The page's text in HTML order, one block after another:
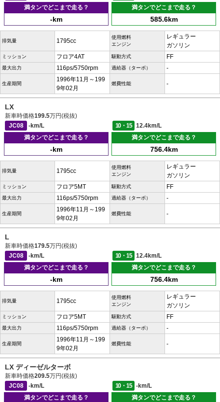
満タンでどこまで走る？
-km
満タンでどこまで走る？
585.6km
排気量 1795cc
使用燃料
エンジン
レギュラー
ガソリン
ミッション フロア4AT 駆動方式 FF
最大出力 116ps/5750rpm 過給器（ターボ） -
生産期間
1996年11月～199
9年02月
燃費性能 -
LX
新車時価格199.5万円(税抜)
JC08
-km/L 10・15
12.4km/L
満タンでどこまで走る？
-km
満タンでどこまで走る？
756.4km
排気量 1795cc
使用燃料
エンジン
レギュラー
ガソリン
ミッション フロア5MT 駆動方式 FF
最大出力 116ps/5750rpm 過給器（ターボ） -
生産期間
1996年11月～199
9年02月
燃費性能 -
L
新車時価格179.5万円(税抜)
JC08
-km/L 10・15
12.4km/L
満タンでどこまで走る？
-km
満タンでどこまで走る？
756.4km
排気量 1795cc
使用燃料
エンジン
レギュラー
ガソリン
ミッション フロア5MT 駆動方式 FF
最大出力 116ps/5750rpm 過給器（ターボ） -
生産期間
1996年11月～199
9年02月
燃費性能 -
LX ディーゼルターボ
新車時価格209.5万円(税抜)
JC08
-km/L 10・15
-km/L
満タンでどこまで走る？
満タンでどこまで走る？